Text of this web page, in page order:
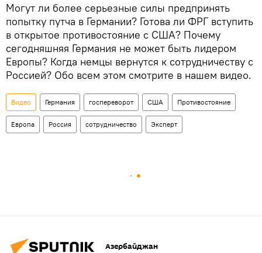
Могут ли более серьезные силы предпринять
попытку путча в Германии? Готова ли ФРГ вступить
в открытое противостояние с США? Почему
сегодняшняя Германия не может быть лидером
Европы? Когда немцы вернутся к сотрудничеству с
Россией? Обо всем этом смотрите в нашем видео.
Видео Германия госпереворот США Противостояние
Европа Россия сотрудничество Эксперт
Азербайджан